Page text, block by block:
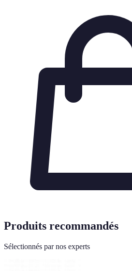
Produits recommandés
Sélectionnés par nos experts